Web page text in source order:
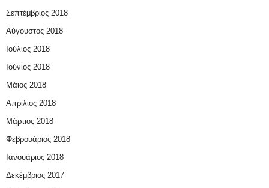
Σεπτέμβριος 2018
Αύγουστος 2018
Ιούλιος 2018
Ιούνιος 2018
Μάιος 2018
Απρίλιος 2018
Μάρτιος 2018
Φεβρουάριος 2018
Ιανουάριος 2018
Δεκέμβριος 2017